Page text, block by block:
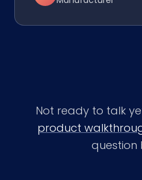
Not ready to talk
product
question